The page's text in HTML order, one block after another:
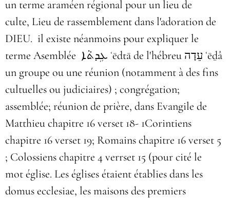
un terme araméen régional pour un lieu de
culte, Lieu de rassemblement dans l'adoration de
DIEU. il existe néanmoins pour expliquer le
terme Asemblée ܥܹܕܬܵܐ ʿēdtā de l'hébreu עֵדָה‎ ʿēḏâ
un groupe ou une réunion (notamment à des fins
cultuelles ou judiciaires) ; congrégation;
assemblée; réunion de prière, dans Evangile de
Matthieu chapitre 16 verset 18- 1Corintiens
chapitre 16 verset 19; Romains chapitre 16 verset 5
; Colossiens chapitre 4 verrset 15 (pour cité le
mot église. Les églises étaient établies dans les
domus ecclesiae, les maisons des premiers